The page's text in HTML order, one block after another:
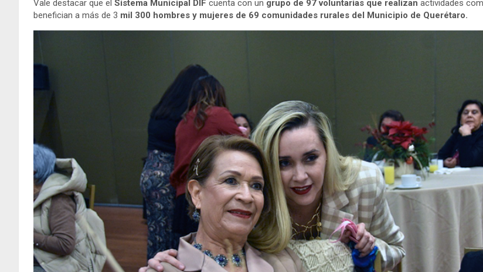
Vale destacar que el Sistema Municipal DIF cuenta con un grupo de 97 voluntarias que realizan actividades
benefician a más de 3 mil 300 hombres y mujeres de 69 comunidades rurales del Municipio de Querétaro.